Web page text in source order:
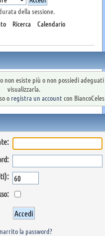
della sessione.
Ricerca
Calendario
non esiste più o non possiedi
visualizzarla.
o registra un account con
la password?